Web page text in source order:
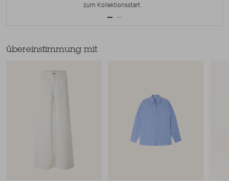
zum Kollektionsstart.
übereinstimmung mit